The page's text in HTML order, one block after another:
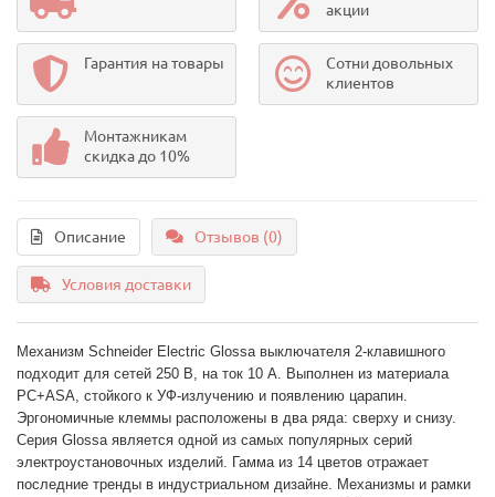
акции
Гарантия на товары
Сотни довольных
клиентов
Монтажникам
скидка до 10%
Описание Отзывов (0)
Условия доставки
Механизм Schneider Electric Glossa выключателя 2-клавишного
подходит для сетей 250 В, на ток 10 А. Выполнен из материала
PС+ASA, стойкого к УФ-излучению и появлению царапин.
Эргономичные клеммы расположены в два ряда: сверху и снизу.
Серия Glossa является одной из самых популярных серий
электроустановочных изделий. Гамма из 14 цветов отражает
последние тренды в индустриальном дизайне. Механизмы и рамки